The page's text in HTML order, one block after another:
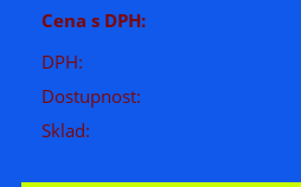
Cena s DPH:
DPH:
Dostupnost:
Sklad: